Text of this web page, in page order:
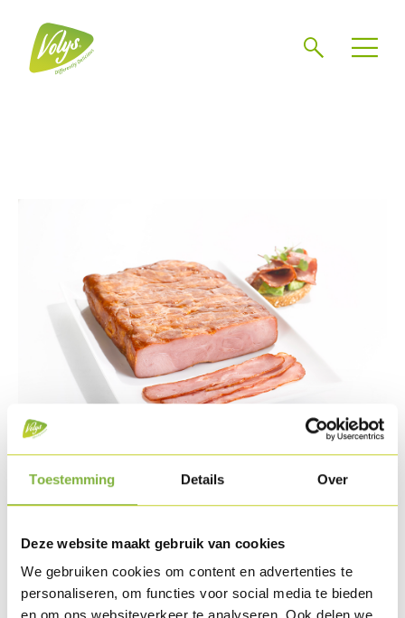
Toestemming Details Over
Deze website maakt gebruik van cookies
We gebruiken cookies om content en advertenties te
personaliseren, om functies voor social media te bieden
Turkey rashers
Description
Turkey thigh meat mixed with a marinade of salt and herbs.